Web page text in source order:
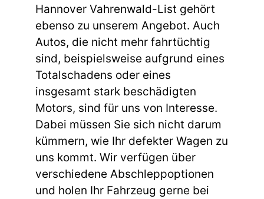
Hannover Vahrenwald-List gehört
ebenso zu unserem Angebot. Auch
Autos, die nicht mehr fahrtüchtig
sind, beispielsweise aufgrund eines
Totalschadens oder eines
insgesamt stark beschädigten
Motors, sind für uns von Interesse.
Dabei müssen Sie sich nicht darum
kümmern, wie Ihr defekter Wagen zu
uns kommt. Wir verfügen über
verschiedene Abschleppoptionen
und holen Ihr Fahrzeug gerne bei